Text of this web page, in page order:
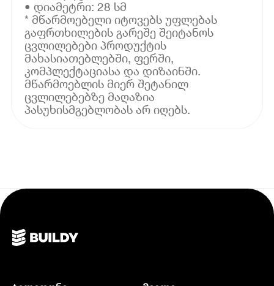
• დიამეტრი: 28 სმ
* მწარმოებელი იტოვებს უფლებას
გაფრთხილების გარეშე შეიტანოს
ცვლილებები პროდუქტის
მახასიათებლებში, ფერში,
კომპლექტაციასა და დიზაინში.
მწარმოებლის მიერ შეტანილ
ცვლილებებზე მაღაზია
პასუხისმგებლობას არ იღებს.